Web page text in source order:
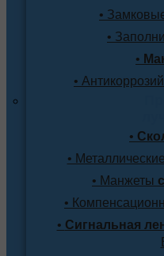
•
•
•
•
•
•
• Манжеты
•
• Сигнальная